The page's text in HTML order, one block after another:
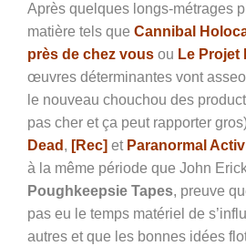
Après quelques longs-métrages
matière tels que Cannibal
près de chez vous ou Le Projet
œuvres déterminantes vont
le nouveau chouchou des
pas cher et ça peut rapporter
Dead , [Rec] etParanormal
à la même période que John
Poughkeepsie Tapes, preuve
pas eu le temps matériel de
autres et que les bonnes idées